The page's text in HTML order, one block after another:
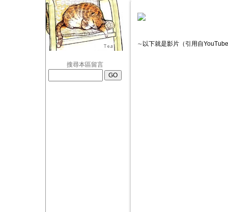
搜尋本區留言
∼以下就是影片（引用自